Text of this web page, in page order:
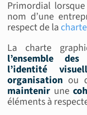
Primordial
nom d’une
respect de la
La charte
l’ensemble des
l’identité
organisationou
maintenirune
éléments à